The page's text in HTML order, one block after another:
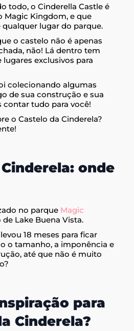
todo, o Cinderella Castle é
Magic Kingdom, e que
lugar do parque.
o castelo não é apenas
não! Lá dentro tem
exclusivos para
colecionando algumas
de sua construção e sua
contar tudo para você!
o Castelo da Cinderela?
onde
no parque Magic
Lake Buena Vista.
18 meses para ficar
o tamanho, a imponência e
até que não é muito
para
Cinderela?